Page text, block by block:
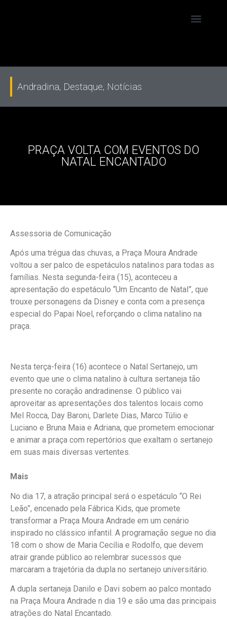
Andradina, Destaque, Notícias
PRAÇA VOLTA COM EVENTOS DO
NATAL ENCANTADO
Assessoria de Comunicação
Após uma trégua das chuvas, a Praça Moura Andrade
voltou a ser palco de espetáculos natalinos para todas as
famílias. Nesta segunda-feira (15), aconteceu a
apresentação do espetáculo “Um Encanto de Natal”, que
trouxe personagens da Disney e conta com a presença
especial do Papai Noel, reforçando o clima natalino na
praça.
Nesta terça-feira (16) acontece o Natal Sertanejo, um
evento que une o clima natalino à cultura sertaneja tão
presente no coração andradinense. O público vai
aproveitar as apresentações dos talentos locais como
Mel Rocca, Day Baroni, Darlete Dias, Marco Túlio e
Luciano e Bruna Maia e Adriana, que prometem emocionar
e animar a praça com repertórios que exaltam o sertanejo
em suas mais diversas vertentes.
Mais
No dia 17, a atração principal será o espetáculo “O Rei
Leão”, encenado pela Fábrica Kids, que promete
transformar a Praça Moura Andrade em um cenário
inspirado no clássico infantil. A programação segue no dia
18 com o show de Maria Cecília e Rodolfo, que devem
atrair grande público ao relembrar sucessos que
marcaram a trajetória da dupla no sertanejo universitário.
A dupla sertaneja Danilo e Davi sobem ao palco montado
na Praça Moura Andrade n dia 19 e são uma das principais
atrações do Natal Encantado.